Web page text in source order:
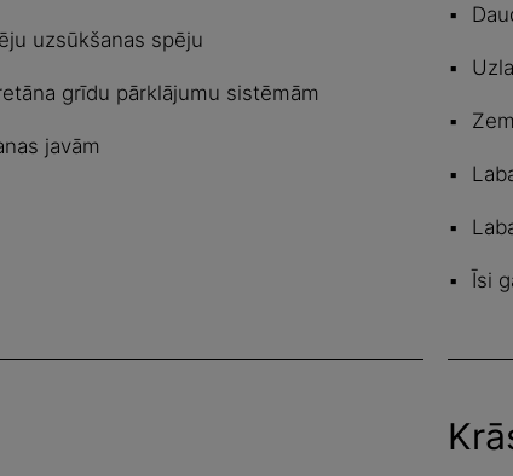
uzsūkšanas spēju
grīdu pārklājumu sistēmām
javām
Īsi